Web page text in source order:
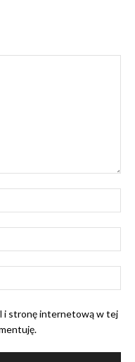
i stronę internetową w tej